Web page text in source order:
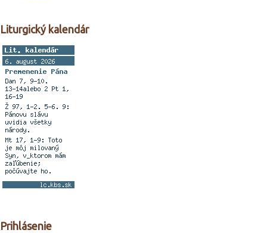
Liturgický kalendár
Prihlásenie